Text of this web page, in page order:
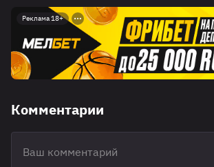
Реклама 18+
Комментарии